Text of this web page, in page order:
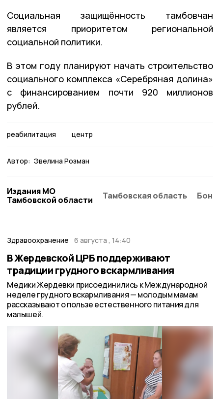
Социальная защищённость тамбовчан
является приоритетом региональной
социальной политики.
В этом году планируют начать строительство
социального комплекса «Серебряная долина»
с финансированием почти 920 миллионов
рублей.
реабилитация центр
Автор: Эвелина Розман
Издания МО
Тамбовской области
Тамбовская область
Здравоохранение 6 августа , 14:40
В Жердевской ЦРБ поддерживают
традиции грудного вскармливания
Медики Жердевки присоединились к Международной
неделе грудного вскармливания — молодым мамам
рассказывают о пользе естественного питания для
малышей.